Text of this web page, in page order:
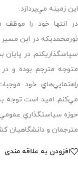
اين زمينه مي‌پردازد.
در انتها خود را موظف
نورمحمديكه در اين
سپاسگذاريكنم. در
متوجه مترجم بوده و
راهنمايي‌هاي خود
مي‌كنم. اميد است توجه
حوزه سياستگذاري
مترجمان و دانشگاهيان
افزودن به علاقه مندی